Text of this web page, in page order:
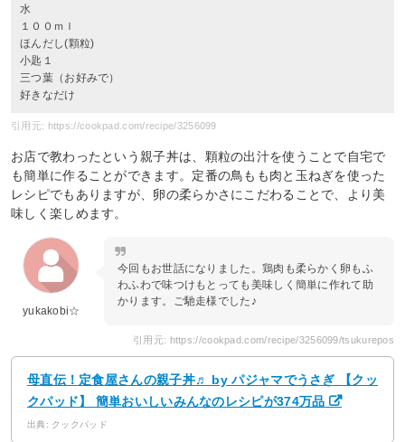
水
１００ｍｌ
ほんだし(顆粒)
小匙１
三つ葉（お好みで）
好きなだけ
引用元: https://cookpad.com/recipe/3256099
お店で教わったという親子丼は、顆粒の出汁を使うことで自宅で
も簡単に作ることができます。定番の鳥もも肉と玉ねぎを使った
レシピでもありますが、卵の柔らかさにこだわることで、より美
味しく楽しめます。
yukakobi☆
今回もお世話になりました。鶏肉も柔らかく卵もふ
わふわで味つけもとっても美味しく簡単に作れて助
かります。ご馳走様でした♪
引用元: https://cookpad.com/recipe/3256099/tsukurepos
母直伝！定食屋さんの親子丼♬ by パジャマでうさぎ 【クッ
クパッド】 簡単おいしいみんなのレシピが374万品
出典: クックパッド